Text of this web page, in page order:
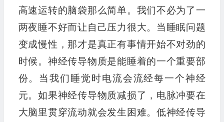
高速运转的脑袋那么简单。我们不必为了一
两夜睡不好而让自己压力很大。当睡眠问题
变成慢性，那才是真正有事情开始不对劲的
时候。神经传导物质是能睡着的一个重要部
份。当我们睡觉时电流会流经每一个神经
元。如果神经传导物质减损了，电脉冲要在
大脑里贯穿流动就会发生困难。低神经传导